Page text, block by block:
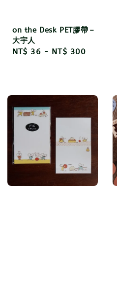
on the Desk PET膠帶－
大宇人
Regular
NT$ 36 - NT$ 300